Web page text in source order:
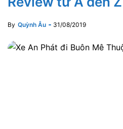
By Quỳnh Âu 31/08/2019